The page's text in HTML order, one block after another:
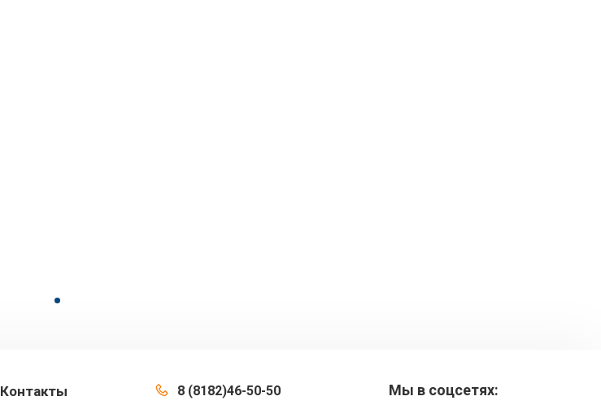
Контакты 8 (8182)46-50-50 Мы в соцсетях: